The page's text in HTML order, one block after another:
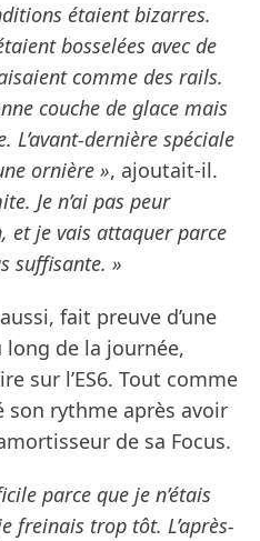
étaient bizarres.
bosselées avec de
comme des rails.
couche de glace mais
L’avant-dernière spéciale
ornière », ajoutait-il.
Je n’ai pas peur
et je vais attaquer parce
suffisante. »
fait preuve d’une
de la journée,
sur l’ES6. Tout comme
son rythme après avoir
de sa Focus.
parce que je n’étais
freinais trop tôt. L’après-